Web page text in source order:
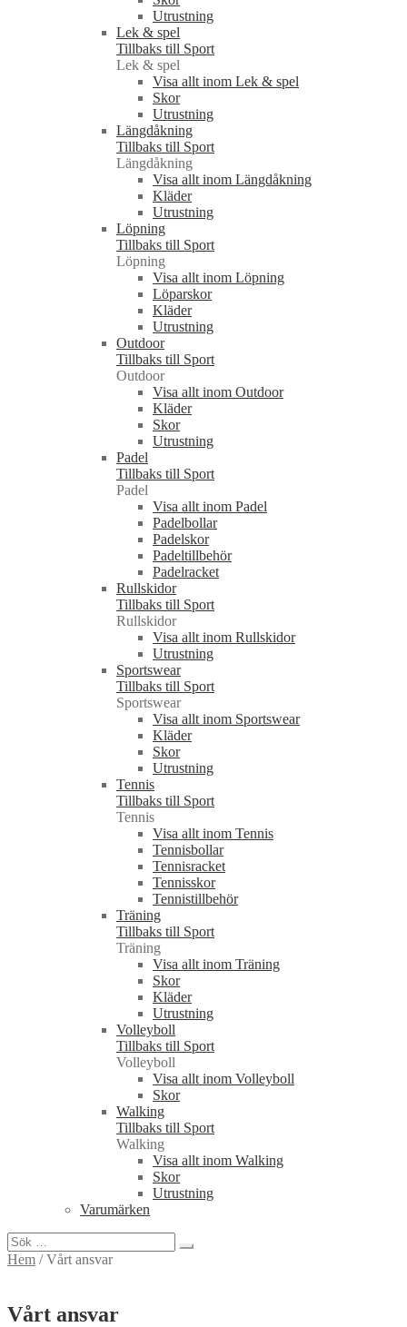
Utrustning
Lek & spel
Tillbaks till Sport
Lek & spel
Visa allt inom Lek & spel
Skor
Utrustning
Längdåkning
Tillbaks till Sport
Längdåkning
Visa allt inom Längdåkning
Kläder
Utrustning
Löpning
Tillbaks till Sport
Löpning
Visa allt inom Löpning
Löparskor
Kläder
Utrustning
Outdoor
Tillbaks till Sport
Outdoor
Visa allt inom Outdoor
Kläder
Skor
Utrustning
Padel
Tillbaks till Sport
Padel
Visa allt inom Padel
Padelbollar
Padelskor
Padeltillbehör
Padelracket
Rullskidor
Tillbaks till Sport
Rullskidor
Visa allt inom Rullskidor
Utrustning
Sportswear
Tillbaks till Sport
Sportswear
Visa allt inom Sportswear
Kläder
Skor
Utrustning
Tennis
Tillbaks till Sport
Tennis
Visa allt inom Tennis
Tennisbollar
Tennisracket
Tennisskor
Tennistillbehör
Träning
Tillbaks till Sport
Träning
Visa allt inom Träning
Skor
Kläder
Utrustning
Volleyboll
Tillbaks till Sport
Volleyboll
Visa allt inom Volleyboll
Skor
Walking
Tillbaks till Sport
Walking
Visa allt inom Walking
Skor
Utrustning
Varumärken
Sök
efter:
Hem /Vårt ansvar
Vårt ansvar